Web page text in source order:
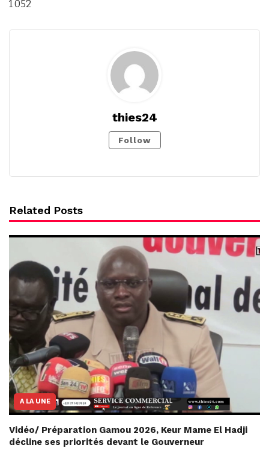
1 052
thies24
Follow
Related Posts
A LA UNE
Vidéo/ Préparation Gamou 2026, Keur Mame El Hadji
décline ses priorités devant le Gouverneur